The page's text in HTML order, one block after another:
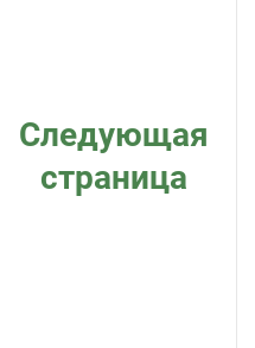
Следующая
страница